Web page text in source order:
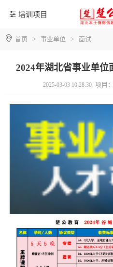
培训项目
首页 > 事业单位 > 面试
2024年湖北省事业单位
2025-03-03 10:28:30 项目